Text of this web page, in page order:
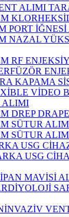
ALIMI
PORT
NAZAL
RF
KAPAMA
VİDEO
ALIMI
DREP
SÜTUR
SÜTUR
USG
USG
MAVİSİ